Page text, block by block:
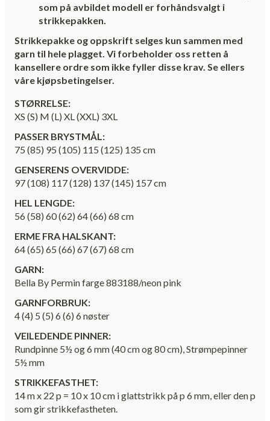
som på avbildet modell er forhåndsvalgt i
strikkepakken.
Strikkepakke og oppskrift selges kun sammen med
garn til hele plagget. Vi forbeholder oss retten å
kansellere ordre som ikke fyller disse krav. Se ellers
våre kjøpsbetingelser.
STØRRELSE:
XS (S) M (L) XL (XXL) 3XL
PASSER BRYSTMÅL:
75 (85) 95 (105) 115 (125) 135 cm
GENSERENS OVERVIDDE:
97 (108) 117 (128) 137 (145) 157 cm
HEL LENGDE:
56 (58) 60 (62) 64 (66) 68 cm
ERME FRA HALSKANT:
64 (65) 65 (66) 67 (67) 68 cm
GARN:
Bella By Permin farge 883188/neon pink
GARNFORBRUK:
4 (4) 5 (5) 6 (6) 6 nøster
VEILEDENDE PINNER:
Rundpinne 5½ og 6 mm (40 cm og 80 cm), Strømpepinner
5½ mm
STRIKKEFASTHET:
14 m x 22 p = 10 x 10 cm i glattstrikk på p 6 mm, eller den p
som gir strikkefastheten.